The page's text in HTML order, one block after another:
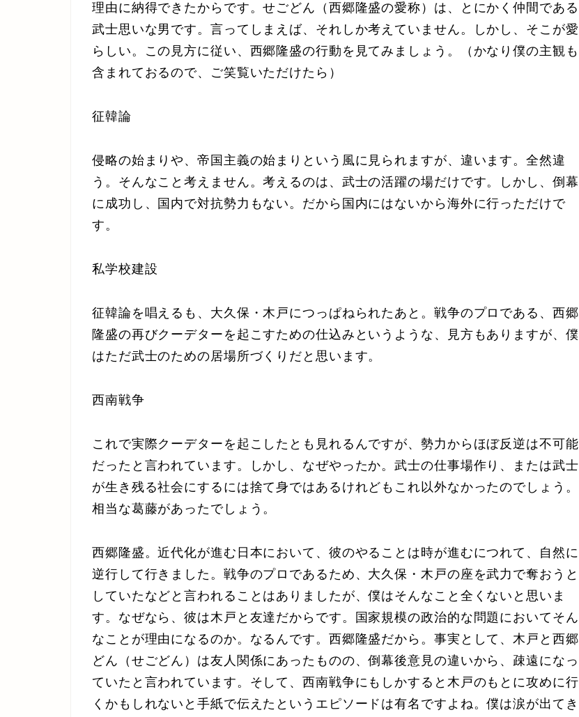
理由に納得できたからです。せごどん（西郷隆盛の愛称）は、とにかく仲間である
武士思いな男です。言ってしまえば、それしか考えていません。しかし、そこが愛
らしい。この見方に従い、西郷隆盛の行動を見てみましょう。（かなり僕の主観も
含まれておるので、ご笑覧いただけたら）
征韓論
侵略の始まりや、帝国主義の始まりという風に見られますが、違います。全然違
う。そんなこと考えません。考えるのは、武士の活躍の場だけです。しかし、倒幕
に成功し、国内で対抗勢力もない。だから国内にはないから海外に行っただけで
す。
私学校建設
征韓論を唱えるも、大久保・木戸につっぱねられたあと。戦争のプロである、西郷
隆盛の再びクーデターを起こすための仕込みというような、見方もありますが、僕
はただ武士のための居場所づくりだと思います。
西南戦争
これで実際クーデターを起こしたとも見れるんですが、勢力からほぼ反逆は不可能
だったと言われています。しかし、なぜやったか。武士の仕事場作り、または武士
が生き残る社会にするには捨て身ではあるけれどもこれ以外なかったのでしょう。
相当な葛藤があったでしょう。
西郷隆盛。近代化が進む日本において、彼のやることは時が進むにつれて、自然に
逆行して行きました。戦争のプロであるため、大久保・木戸の座を武力で奪おうと
していたなどと言われることはありましたが、僕はそんなこと全くないと思いま
す。なぜなら、彼は木戸と友達だからです。国家規模の政治的な問題においてそん
なことが理由になるのか。なるんです。西郷隆盛だから。事実として、木戸と西郷
どん（せごどん）は友人関係にあったものの、倒幕後意見の違いから、疎遠になっ
ていたと言われています。そして、西南戦争にもしかすると木戸のもとに攻めに行
くかもしれないと手紙で伝えたというエピソードは有名ですよね。僕は涙が出てき